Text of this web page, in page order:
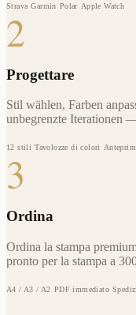
Strava Garmin Polar Apple Watch
2
Progettare
Stil wählen, Farben
unbegrenzte Iterationen
12 stili Tavolozze di colori
3
Ordina
Ordina la stampa
pronto per la stampa a
A4 / A3 / A2 PDF immediato